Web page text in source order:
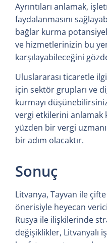
Ayrıntıları anlamak,
faydalanmasını
bağlar kurma
ve hizmetlerinizin bu
karşılayabileceğini
Uluslararası ticaretle
için sektör grupları ve
kurmayı
vergi etkilerini anlamak
yüzden bir vergi
bir adım olacaktır.
Sonuç
Litvanya, Tayvan ile
önerisiyle heyecan
Rusya ile ilişkilerinde
değişiklikler, Litvanyalı